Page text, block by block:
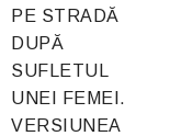
PE STRADĂ
DUPĂ
SUFLETUL
UNEI FEMEI.
VERSIUNEA